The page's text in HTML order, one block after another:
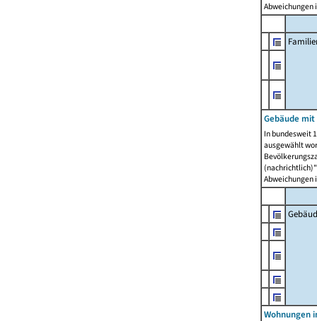
Abweichungen
Gebäude
In bundesweit
ausgewählt
Abweichungen
Wohnungen